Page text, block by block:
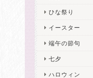
ひな祭り
イースター
端午の節句
七夕
ハロウィン